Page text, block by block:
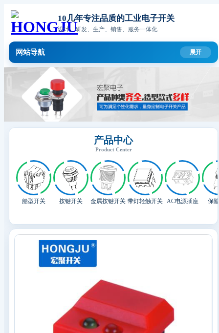
10几年专注品质的工业电子开关
设计、研发、生产、销售、服务一体化
网站导航
产品中心
Product Center
船型开关 按键开关 金属按键开关 带灯轻触开关 AC电源插座 保